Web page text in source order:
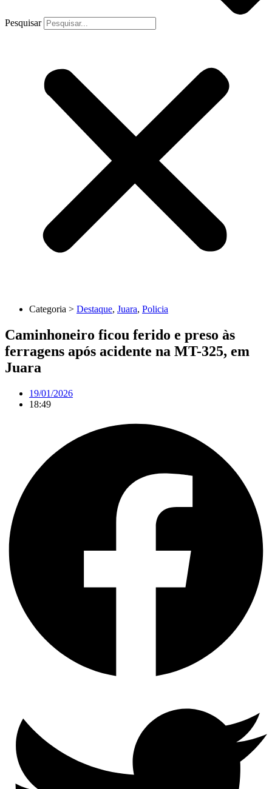
Pesquisar
Categoria > Destaque, Juara, Policia
Caminhoneiro ficou ferido e preso às
ferragens após acidente na MT-325, em
Juara
19/01/2026
18:49